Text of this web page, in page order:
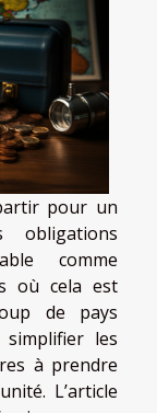
pour un
obligations
comme
où cela est
de pays
les
à prendre
L’article